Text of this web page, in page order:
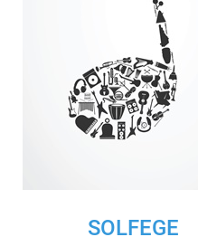
SOLFEGE